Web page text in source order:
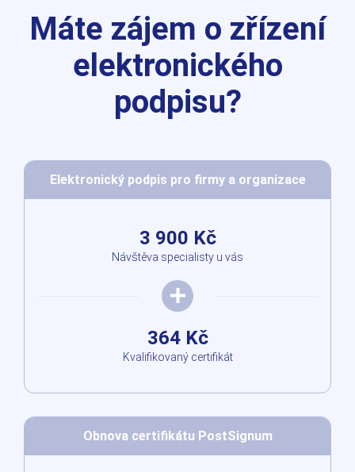
Máte zájem o zřízení
elektronického
podpisu?
Elektronický podpis pro firmy a organizace
3 900 Kč
Návštěva specialisty u vás
364 Kč
Kvalifikovaný certifikát
Obnova certifikátu PostSignum